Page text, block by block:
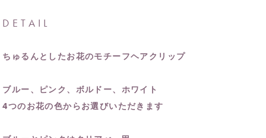
DETAIL
ちゅるんとしたお花のモチーフヘアクリップ
ブルー、ピンク、ボルドー、ホワイト
4つのお花の色からお選びいただきます